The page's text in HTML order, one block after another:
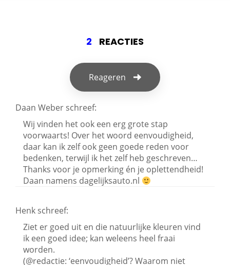
2 REACTIES
Reageren
Daan Weber schreef:
Wij vinden het ook een erg grote stap
voorwaarts! Over het woord eenvoudigheid,
daar kan ik zelf ook geen goede reden voor
bedenken, terwijl ik het zelf heb geschreven…
Thanks voor je opmerking én je oplettendheid!
Daan namens dagelijksauto.nl
Henk schreef:
Ziet er goed uit en die natuurlijke kleuren vind
ik een goed idee; kan weleens heel fraai
worden.
(@redactie: ‘eenvoudigheid’? Waarom niet